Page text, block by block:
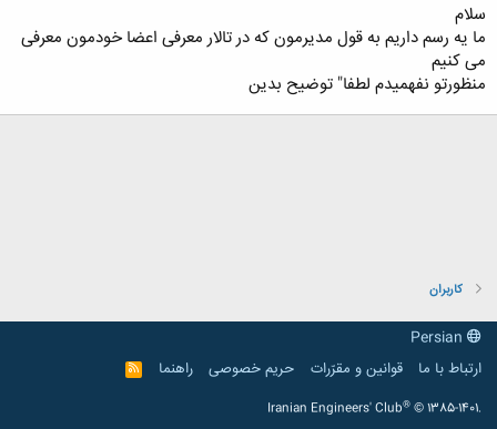
سلام
ما یه رسم داریم به قول مدیرمون که در تالار معرفی اعضا خودمون معرفی
می کنیم
منظورتو نفهمیدم لطفا" توضیح بدین
کاربران
ارتباط با ما
قوانین و مقرّرات حریم خصوصی راهنما
R
S
Iranian Engineers' Club® © 1385-1401.